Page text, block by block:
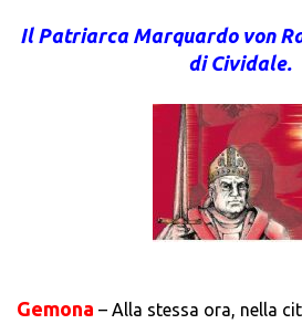
Il Patriarca Marquardo von
di Cividale.
Gemona – Alla stessa ora, nella